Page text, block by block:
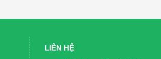
LIÊN HỆ